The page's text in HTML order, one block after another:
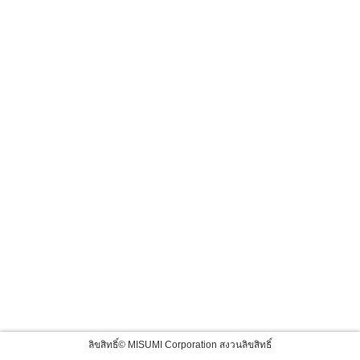
ลิขสิทธิ์© MISUMI Corporation สงวนลิขสิทธิ์